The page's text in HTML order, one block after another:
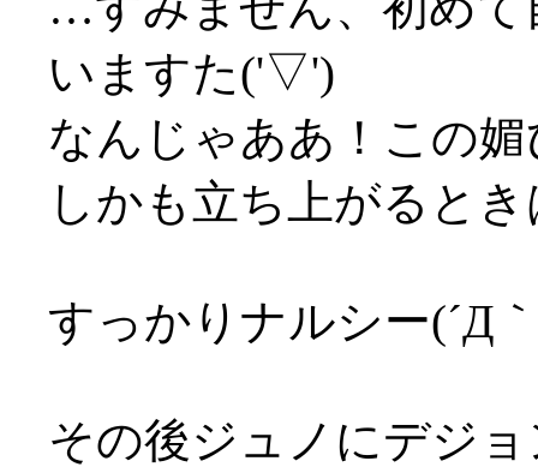
いますた('▽')
なんじゃああ！この
しかも立ち上がると
すっかりナルシー(´Д
その後ジュノにデジ